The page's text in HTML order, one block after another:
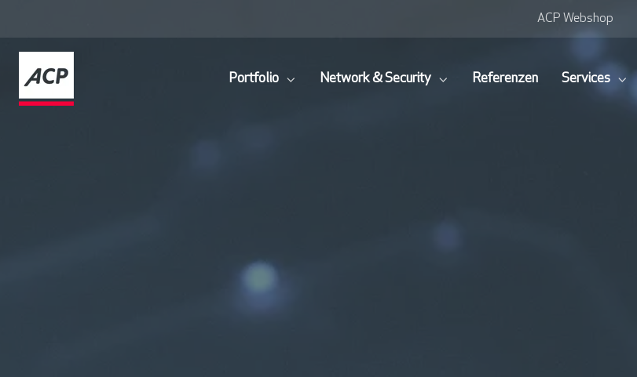
ACP Webshop
Portfolio Network & Security Referenzen Services